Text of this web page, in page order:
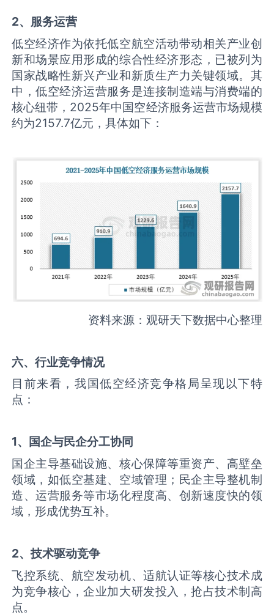
2、服务运营
低空经济作为依托低空航空活动带动相关产业创
新和场景应用形成的综合性经济形态，已被列为
国家战略性新兴产业和新质生产力关键领域。其
中，低空经济运营服务是连接制造端与消费端的
核心纽带，2025年中国空经济服务运营市场规模
约为2157.7亿元，具体如下：
资料来源：观研天下数据中心整理
六、行业竞争情况
目前来看，我国低空经济竞争格局呈现以下特
点：
1、国企与民企分工协同
国企主导基础设施、核心保障等重资产、高壁垒
领域，如低空基建、空域管理；民企主导整机制
造、运营服务等市场化程度高、创新速度快的领
域，形成优势互补。
2、技术驱动竞争
飞控系统、航空发动机、适航认证等核心技术成
为竞争核心，企业加大研发投入，抢占技术制高
点。